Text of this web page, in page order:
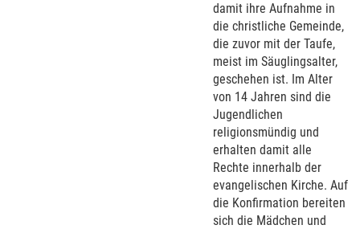
damit ihre Aufnahme in
die christliche Gemeinde,
die zuvor mit der Taufe,
meist im Säuglingsalter,
geschehen ist. Im Alter
von 14 Jahren sind die
Jugendlichen
religionsmündig und
erhalten damit alle
Rechte innerhalb der
evangelischen Kirche. Auf
die Konfirmation bereiten
sich die Mädchen und